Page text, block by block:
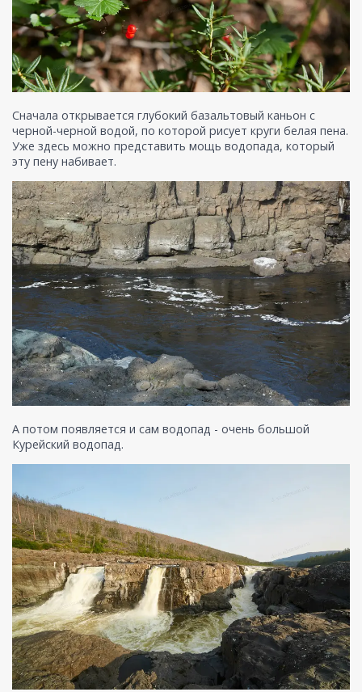
Сначала открывается глубокий базальтовый каньон с
черной-черной водой, по которой рисует круги белая пена.
Уже здесь можно представить мощь водопада, который
эту пену набивает.
А потом появляется и сам водопад - очень большой
Курейский водопад.